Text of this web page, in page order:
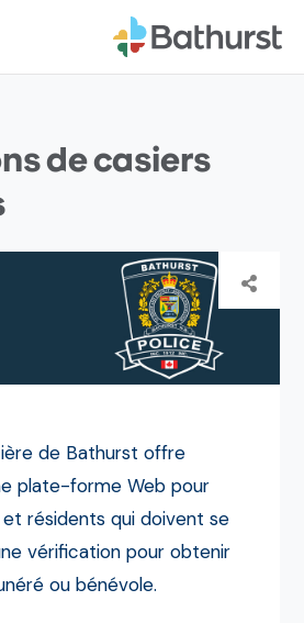
de casiers
de Bathurst offre
plate-forme Web pour
résidents qui doivent se
vérification pour obtenir
ou bénévole.